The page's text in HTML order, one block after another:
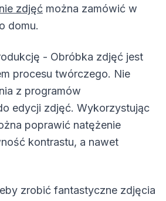
zdjęć można zamówić w
domu.
- Obróbka zdjęć jest
procesu twórczego. Nie
z programów
edycji zdjęć. Wykorzystując
poprawić natężenie
kontrastu, a nawet
zrobić fantastyczne zdjęcia